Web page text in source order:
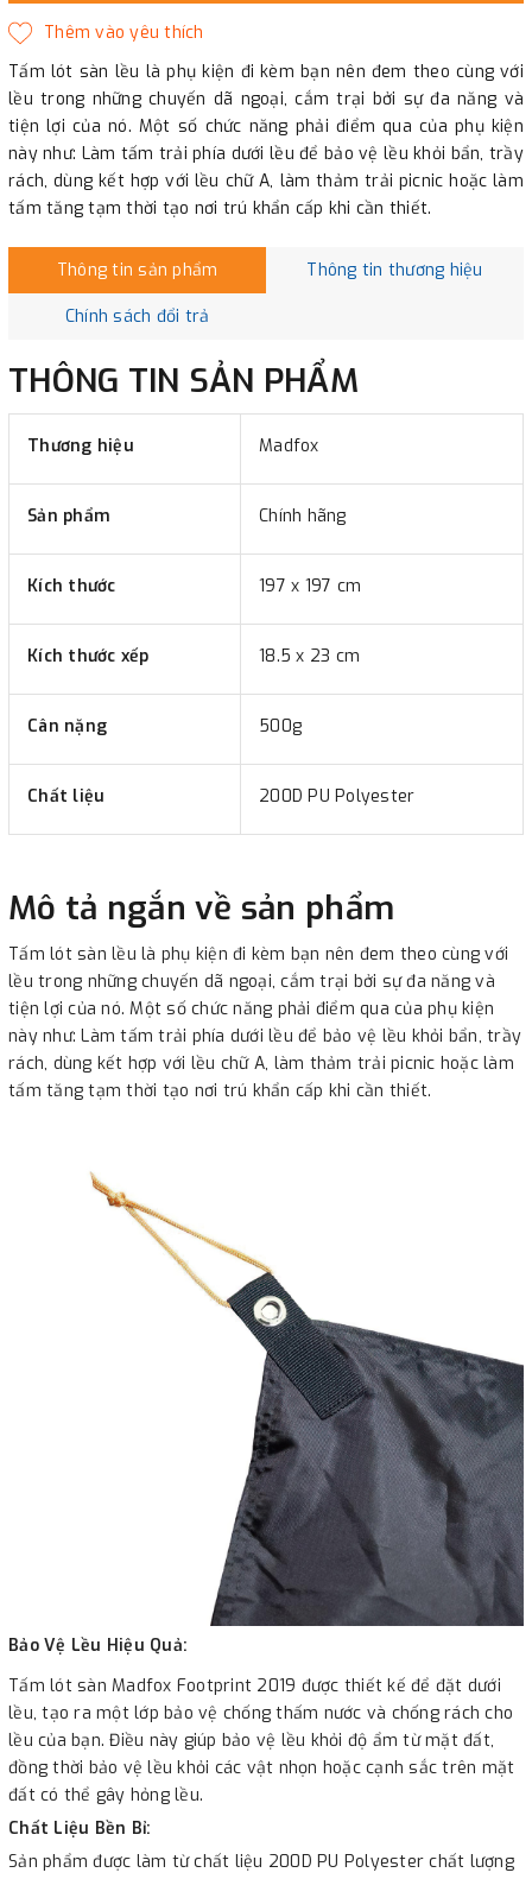
Tấm lót sàn lều là phụ kiện đi kèm bạn nên đem theo cùng với
lều trong những chuyến dã ngoại, cắm trại bởi sự đa năng và
tiện lợi của nó. Một số chức năng phải điểm qua của phụ kiện
này như: Làm tấm trải phía dưới lều để bảo vệ lều khỏi bẩn, trầy
rách, dùng kết hợp với lều chữ A, làm thảm trải picnic hoặc làm
tấm tăng tạm thời tạo nơi trú khẩn cấp khi cần thiết.
Thông tin sản phẩm Thông tin thương hiệu
Chính sách đổi trả
THÔNG TIN SẢN PHẨM
Thương hiệu Madfox
Sản phẩm Chính hãng
Kích thước 197 x 197 cm
Kích thước xếp 18.5 x 23 cm
Cân nặng 500g
Chất liệu 200D PU Polyester
Mô tả ngắn về sản phẩm
Tấm lót sàn lều là phụ kiện đi kèm bạn nên đem theo cùng với
lều trong những chuyến dã ngoại, cắm trại bởi sự đa năng và
tiện lợi của nó. Một số chức năng phải điểm qua của phụ kiện
này như: Làm tấm trải phía dưới lều để bảo vệ lều khỏi bẩn, trầy
rách, dùng kết hợp với lều chữ A, làm thảm trải picnic hoặc làm
tấm tăng tạm thời tạo nơi trú khẩn cấp khi cần thiết.
Bảo Vệ Lều Hiệu Quả:
Tấm lót sàn Madfox Footprint 2019 được thiết kế để đặt dưới
lều, tạo ra một lớp bảo vệ chống thấm nước và chống rách cho
lều của bạn. Điều này giúp bảo vệ lều khỏi độ ẩm từ mặt đất,
đồng thời bảo vệ lều khỏi các vật nhọn hoặc cạnh sắc trên mặt
đất có thể gây hỏng lều.
Chất Liệu Bền Bỉ:
Sản phẩm được làm từ chất liệu 200D PU Polyester chất lượng